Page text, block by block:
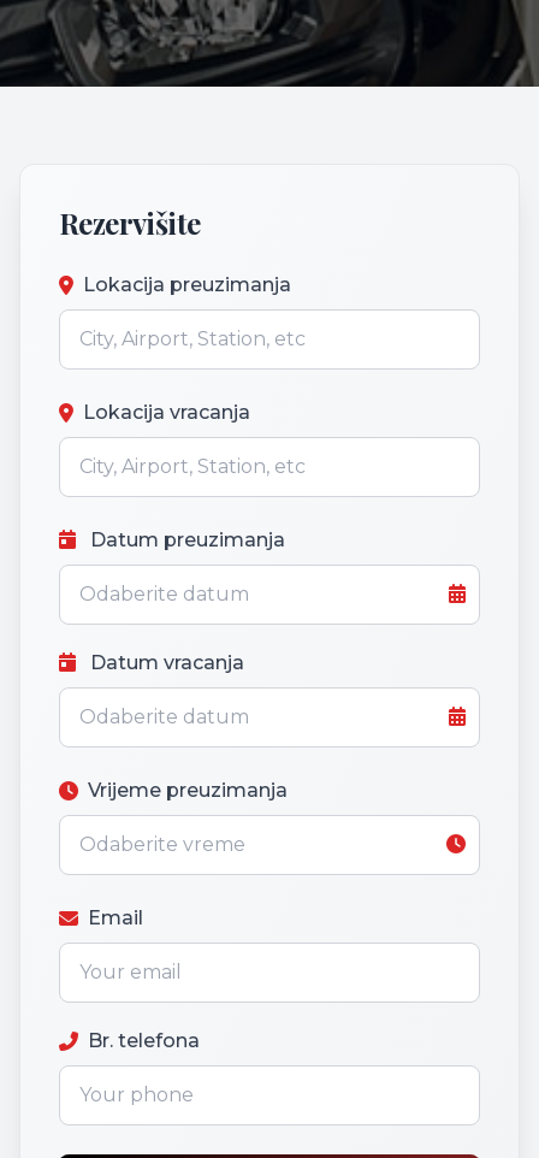
Rezervišite
Lokacija preuzimanja
Lokacija vracanja
Datum preuzimanja
Datum vracanja
Vrijeme preuzimanja
Email
Br. telefona